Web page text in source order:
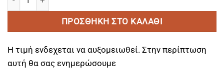
ΠΡΟΣΘΉΚΗ ΣΤΟ ΚΑΛΆΘΙ
Η τιμή ενδεχεται να αυξομειωθεί. Στην περίπτωση
αυτή θα σας ενημερώσουμε